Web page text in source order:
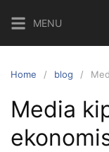
content
MENU
Home blog
Media